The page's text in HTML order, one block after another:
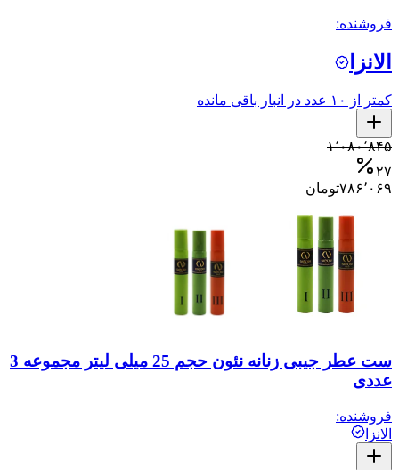
فروشنده:
الانزا
کمتر از ۱۰ عدد در انبار باقی مانده
۱٬۰۸۰٬۸۴۵
۲۷
۷۸۶٬۰۶۹تومان
ست عطر جیبی زنانه نئون حجم 25 میلی لیتر مجموعه 3
عددی
فروشنده:
الانزا